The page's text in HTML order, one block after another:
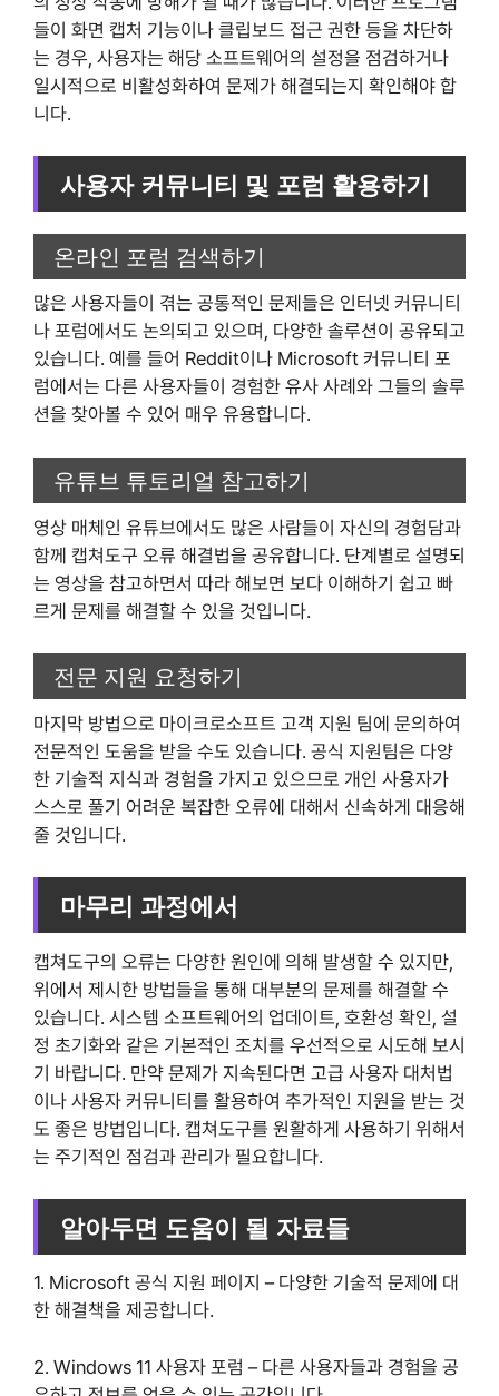
들이 화면 캡처 기능이나 클립보드 접근 권한 등을 차단하
는 경우, 사용자는 해당 소프트웨어의 설정을 점검하거나
일시적으로 비활성화하여 문제가 해결되는지 확인해야 합
니다.
사용자 커뮤니티 및 포럼 활용하기
온라인 포럼 검색하기
많은 사용자들이 겪는 공통적인 문제들은 인터넷 커뮤니티
나 포럼에서도 논의되고 있으며, 다양한 솔루션이 공유되고
있습니다. 예를 들어 Reddit이나 Microsoft 커뮤니티 포
럼에서는 다른 사용자들이 경험한 유사 사례와 그들의 솔루
션을 찾아볼 수 있어 매우 유용합니다.
유튜브 튜토리얼 참고하기
영상 매체인 유튜브에서도 많은 사람들이 자신의 경험담과
함께 캡쳐도구 오류 해결법을 공유합니다. 단계별로 설명되
는 영상을 참고하면서 따라 해보면 보다 이해하기 쉽고 빠
르게 문제를 해결할 수 있을 것입니다.
전문 지원 요청하기
마지막 방법으로 마이크로소프트 고객 지원 팀에 문의하여
전문적인 도움을 받을 수도 있습니다. 공식 지원팀은 다양
한 기술적 지식과 경험을 가지고 있으므로 개인 사용자가
스스로 풀기 어려운 복잡한 오류에 대해서 신속하게 대응해
줄 것입니다.
마무리 과정에서
캡쳐도구의 오류는 다양한 원인에 의해 발생할 수 있지만,
위에서 제시한 방법들을 통해 대부분의 문제를 해결할 수
있습니다. 시스템 소프트웨어의 업데이트, 호환성 확인, 설
정 초기화와 같은 기본적인 조치를 우선적으로 시도해 보시
기 바랍니다. 만약 문제가 지속된다면 고급 사용자 대처법
이나 사용자 커뮤니티를 활용하여 추가적인 지원을 받는 것
도 좋은 방법입니다. 캡쳐도구를 원활하게 사용하기 위해서
는 주기적인 점검과 관리가 필요합니다.
알아두면 도움이 될 자료들
1. Microsoft 공식 지원 페이지 – 다양한 기술적 문제에 대
한 해결책을 제공합니다.
2. Windows 11 사용자 포럼 – 다른 사용자들과 경험을 공